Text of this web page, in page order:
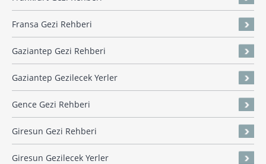
Fransa Gezi Rehberi
Gaziantep Gezi Rehberi
Gaziantep Gezilecek Yerler
Gence Gezi Rehberi
Giresun Gezi Rehberi
Giresun Gezilecek Yerler